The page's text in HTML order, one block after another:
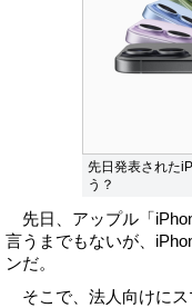
先日発表された
う？
先日、アップル「
言うまでもないが、
ンだ。
そこで、法人向けにス